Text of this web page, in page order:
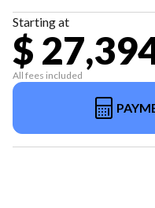
Starting at
$
All fees included